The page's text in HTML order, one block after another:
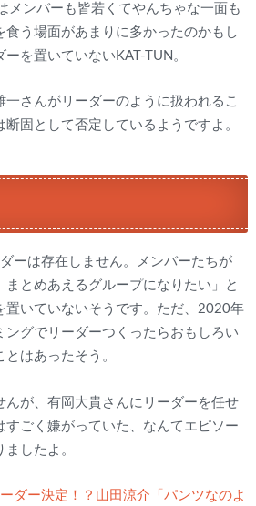
メンバーも皆若くてやんちゃな一面も
食う場面があまりに多かったのかもし
を置いていないKAT-TUN。
さんがリーダーのように扱われるこ
固として否定しているようですよ。
ーは存在しません。メンバーたちが
まとめあえるグループになりたい」と
置いていないそうです。ただ、2020年
ングでリーダーつくったらおもしろい
はあったそう。
んが、有岡大貴さんにリーダーを任せ
すごく嫌がっていた、なんてエピソー
ましたよ。
ダー決定！？山田涼介「パンツなのよ